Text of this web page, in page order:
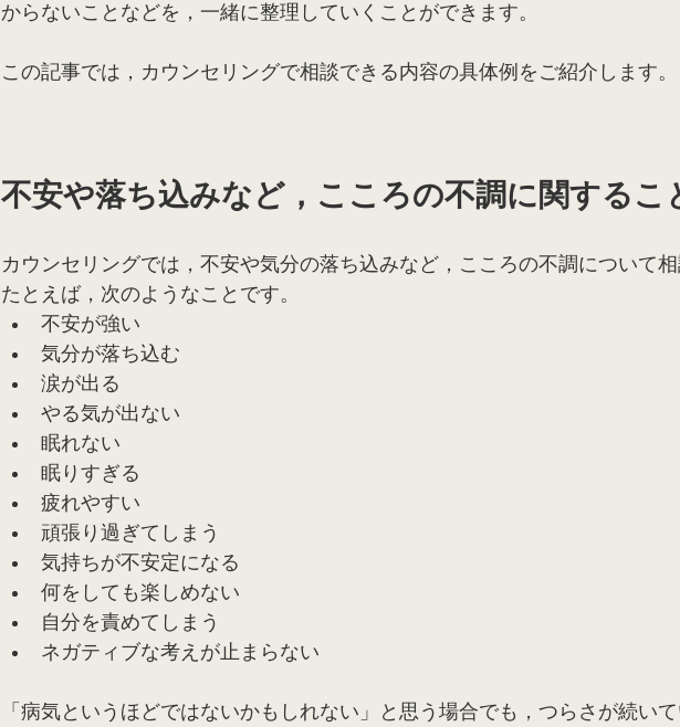
からないことなどを，一緒に整理していくことができます。
この記事では，カウンセリングで相談できる内容の具体例をご紹介します。
不安や落ち込みなど，こころの不調に関するこ
カウンセリングでは，不安や気分の落ち込みなど，こころの不調について相
たとえば，次のようなことです。
不安が強い
気分が落ち込む
涙が出る
やる気が出ない
眠れない
眠りすぎる
疲れやすい
頑張り過ぎてしまう
気持ちが不安定になる
何をしても楽しめない
自分を責めてしまう
ネガティブな考えが止まらない
「病気というほどではないかもしれない」と思う場合でも，つらさが続い